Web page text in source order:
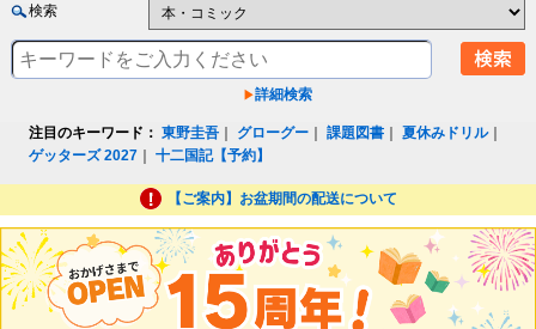
検索
詳細検索
注目のキーワード： 東野圭吾 グローグー ｜課題図書 ｜夏休みドリル｜
ゲッターズ 2027 ｜十二国記【予約】
【ご案内】お盆期間の配送について